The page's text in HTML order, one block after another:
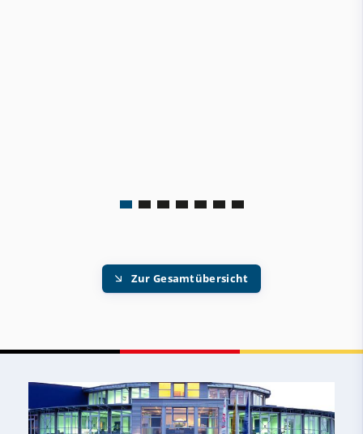
Zur Gesamtübersicht